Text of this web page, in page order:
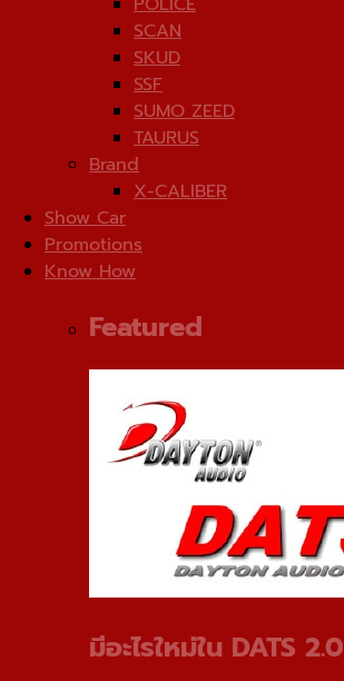
SCAN
SKUD
SSF
SUMO ZEED
TAURUS
Brand
X-CALIBER
Show Car
Promotions
Know How
Featured
มีอะไรใหม่ใน DATS 2.0